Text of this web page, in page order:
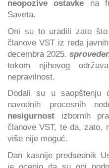
neopozive ostavke na
Saveta.
Oni su to uradili zato što
članove VST iz reda
decembra 2025.
tokom njihovog
nepravilnost.
Dodali su u saopštenju
navodnih procesnih
nesigurnost izbornih
članove VST, te da, zato,
više nije moguć.
Dan kasnije predsednik